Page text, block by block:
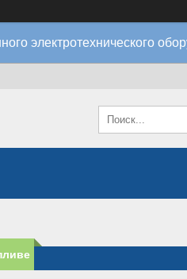
электротехнического